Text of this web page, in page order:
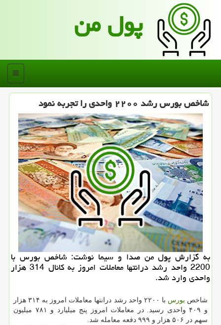
پول من
منو
شاخص بورس رشد ۲۲۰۰ واحدی را تجربه نمود
به گزارش پول من صدا و سیما نوشت: شاخص بورس با
2200 واحد رشد درانتها معاملات امروز به كانال 314 هزار
واحدی وارد شد.
شاخص بورس
با ۲۲۰۰ واحد رشد درانتها معاملات امروز به ۳۱۴ هزار
و ۴۰۹ واحدی رسید. در معاملات امروز پنج میلیارد و ۷۸۱ میلیون
سهم در ۵۰۶ هزار و ۹۹۹ دفعه معامله شد.